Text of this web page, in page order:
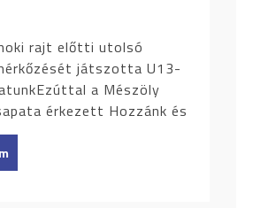
rajt előtti utolsó
játszotta U13-
a Mészöly
érkezett Hozzánk és